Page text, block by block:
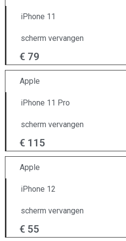
iPhone 11
scherm vervangen
€ 79
Apple
iPhone 11 Pro
scherm vervangen
€ 115
Apple
iPhone 12
scherm vervangen
€ 55